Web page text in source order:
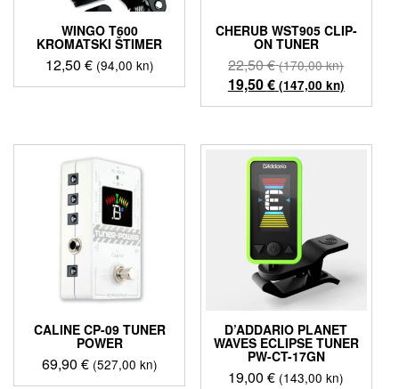
WINGO T600
KROMATSKI ŠTIMER
12,50 € (94,00 kn)
CHERUB WST905 CLIP-
ON TUNER
22,50€ (170,00 kn)Izvorna
cijena
bila
22,50 €
19,50€ (147,00 kn)Trenutna
cijena
19,50 €
CALINE CP-09 TUNER
POWER
69,90 € (527,00 kn)
D’ADDARIO PLANET
WAVES ECLIPSE TUNER
PW-CT-17GN
19,00€ (143,00 kn)